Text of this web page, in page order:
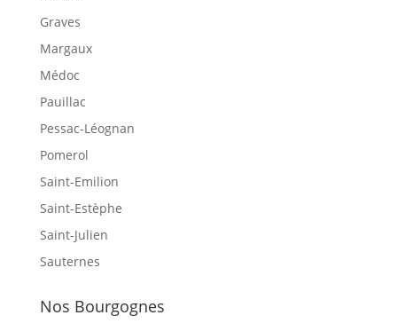
Graves
Margaux
Médoc
Pauillac
Pessac-Léognan
Pomerol
Saint-Emilion
Saint-Estèphe
Saint-Julien
Sauternes
Nos Bourgognes